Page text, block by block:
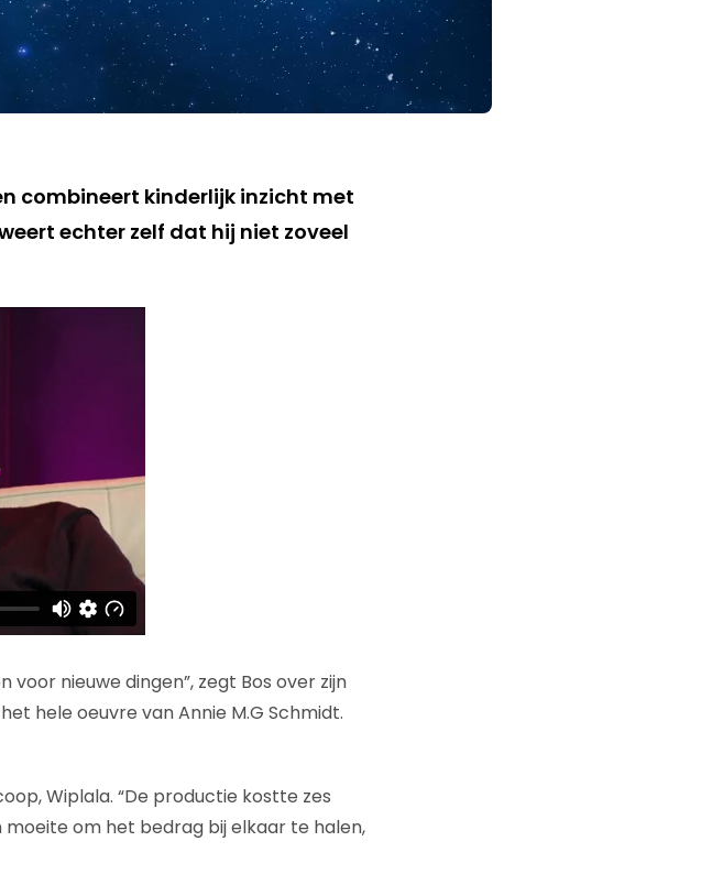
combineert kinderlijk inzicht met
echter zelf dat hij niet zoveel
nieuwe dingen”, zegt Bos over zijn
hele oeuvre van Annie M.G Schmidt.
Wiplala. “De productie kostte zes
moeite om het bedrag bij elkaar te halen,